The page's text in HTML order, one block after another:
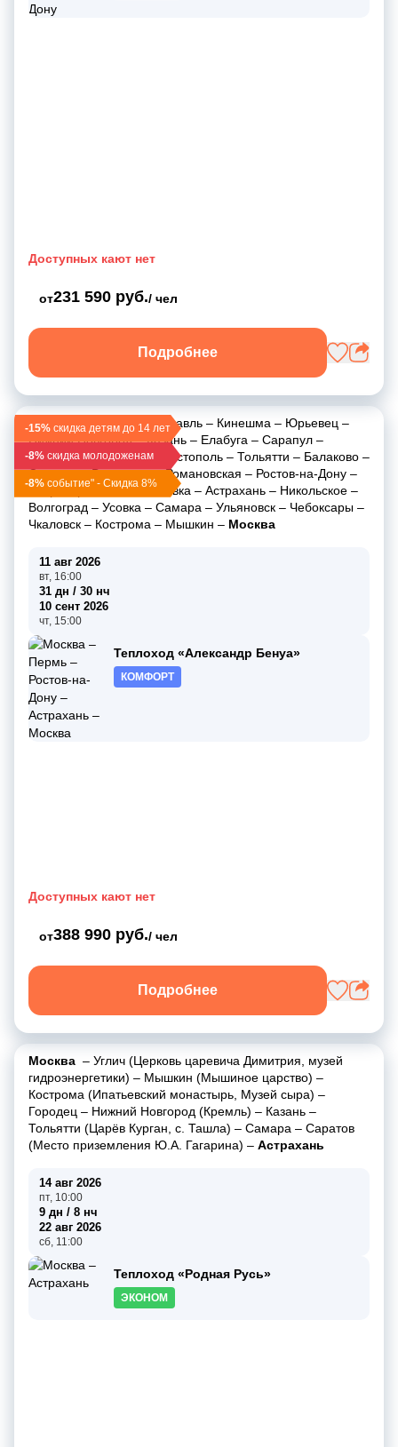
Доступных кают нет
от231 590 руб./ чел
Подробнее
-15% скидка детям до 14 лет
-8% скидка молодоженам
-8% событие" - Скидка 8%
Москва –Углич–Ярославль – Кинешма – Юрьевец –
Нижний Новгород–Казань – Елабуга – Сарапул –
Пермь–Чайковский– Чистополь – Тольятти – Балаково –
Саратов–Волгоград–Романовская – Ростов-на-Дону –
Старочеркасская–Ильевка – Астрахань – Никольское –
Волгоград – Усовка – Самара – Ульяновск – Чебоксары –
Чкаловск – Кострома – Мышкин – Москва
11 авг 2026
вт, 16:00
31 дн / 30 нч
10 сент 2026
чт, 15:00
Теплоход «Александр Бенуа»
КОМФОРТ
Доступных кают нет
от388 990 руб./ чел
Подробнее
Москва – Углич (Церковь царевича Димитрия, музей
гидроэнергетики) – Мышкин (Мышиное царство) –
Кострома (Ипатьевский монастырь, Музей сыра) –
Городец – Нижний Новгород (Кремль) – Казань –
Тольятти (Царёв Курган, с. Ташла) – Самара – Саратов
(Место приземления Ю.А. Гагарина) – Астрахань
14 авг 2026
пт, 10:00
9 дн / 8 нч
22 авг 2026
сб, 11:00
Теплоход «Родная Русь»
ЭКОНОМ